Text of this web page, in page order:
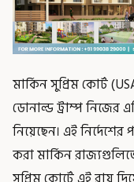
মার্কিন সুপ্রিম কোর্ট
ডোনাল্ড ট্রাম্প নিজের
নিয়েছেন। এই
করা মার্কিন